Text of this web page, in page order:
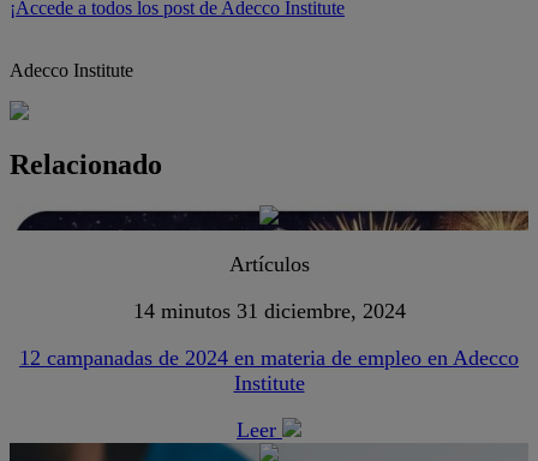
¡Accede a todos los post de Adecco Institute
Adecco Institute
Relacionado
Artículos
14 minutos 31 diciembre, 2024
12 campanadas de 2024 en materia de empleo en Adecco
Institute
Leer